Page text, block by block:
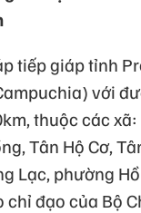
tiếp giáp tỉnh
với
thuộc các
Tân Hộ Cơ,
Lạc, phường
chỉ đạo của Bộ